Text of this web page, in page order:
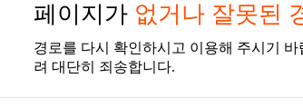
페이지가 없거나 잘못된
경로를 다시 확인하시고 이용해 주시기
려 대단히 죄송합니다.